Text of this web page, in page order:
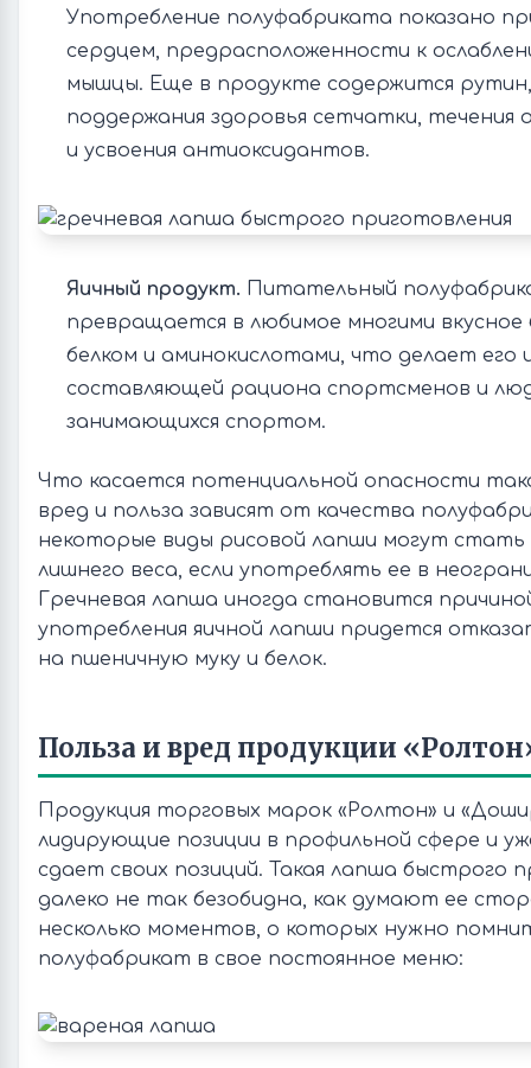
Употребление полуфабриката показано
сердцем, предрасположенности к
мышцы. Еще в продукте содержится рутин,
поддержания здоровья сетчатки, течения
и усвоения антиоксидантов.
Яичный продукт. Питательный
превращается в любимое многими
белком и аминокислотами, что делает его
составляющей рациона спортсменов и
занимающихся спортом.
Что касается потенциальной опасности
вред и польза зависят от качества
некоторые виды рисовой лапши могут стать
лишнего веса, если употреблять ее в
Гречневая лапша иногда становится
употребления яичной лапши придется
на пшеничную муку и белок.
Польза и вред продукции
Продукция торговых марок «Ролтон» и
лидирующие позиции в профильной сфере и
сдает своих позиций. Такая лапша быстрого
далеко не так безобидна, как думают ее
несколько моментов, о которых нужно
полуфабрикат в свое постоянное меню: